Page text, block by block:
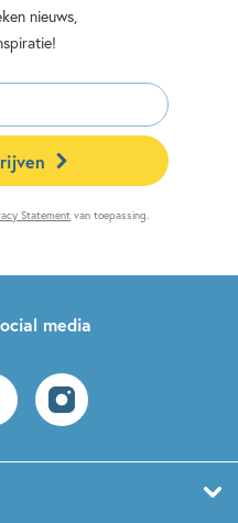
nieuws,
Statement van toepassing.
media